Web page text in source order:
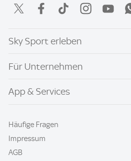
Sky Sport erleben
Für Unternehmen
App & Services
Häufige Fragen
Impressum
AGB